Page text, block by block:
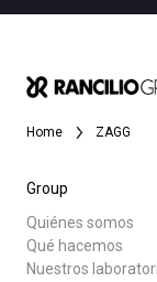
Home ZAGG
Group
Quiénes somos
Qué hacemos
Nuestros
Descargar